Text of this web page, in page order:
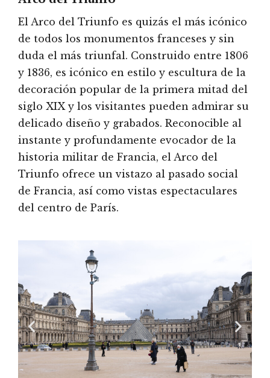
El Arco del Triunfo es quizás el más icónico
de todos los monumentos franceses y sin
duda el más triunfal. Construido entre 1806
y 1836, es icónico en estilo y escultura de la
decoración popular de la primera mitad del
siglo XIX y los visitantes pueden admirar su
delicado diseño y grabados. Reconocible al
instante y profundamente evocador de la
historia militar de Francia, el Arco del
Triunfo ofrece un vistazo al pasado social
de Francia, así como vistas espectaculares
del centro de París.